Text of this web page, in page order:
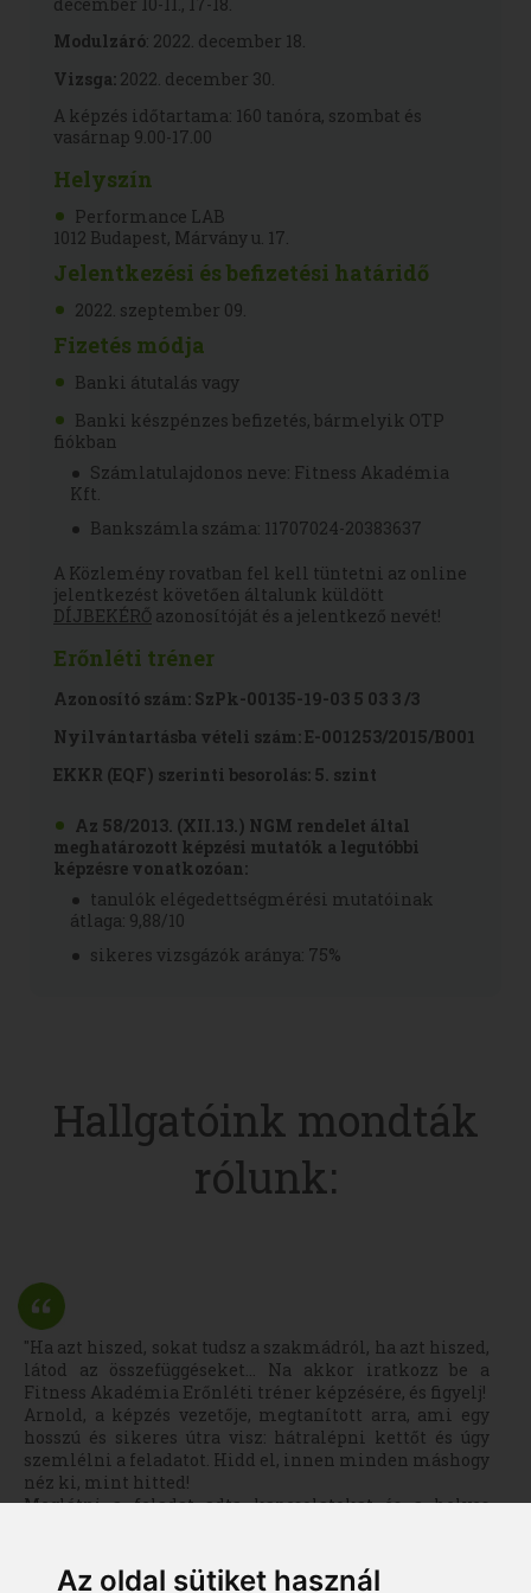
Az oldal sütiket használ
Modulzáró: 2022. december 18.
Vizsga: 2022. december 30.
A képzés időtartama: 160 tanóra, szombat és
vasárnap 9.00-17.00
Helyszín
Performance LAB
1012 Budapest, Márvány u. 17.
Jelentkezési és befizetési határidő
2022. szeptember 09.
Fizetés módja
Banki átutalás vagy
Banki készpénzes befizetés, bármelyik OTP
fiókban
Számlatulajdonos neve: Fitness Akadémia
Kft.
Bankszámla száma: 11707024-20383637
A Közlemény rovatban fel kell tüntetni az online
jelentkezést követően általunk küldött
DÍJBEKÉRŐ azonosítóját és a jelentkező nevét!
Erőnléti tréner
Azonosító szám: SzPk-00135-19-03 5 03 3 /3
Nyilvántartásba vételi szám: E-001253/2015/B001
EKKR (EQF) szerinti besorolás: 5. szint
Az 58/2013. (XII.13.) NGM rendelet által
meghatározott képzési mutatók a legutóbbi
képzésre vonatkozóan:
tanulók elégedettségmérési mutatóinak
átlaga: 9,88/10
sikeres vizsgázók aránya: 75%
Hallgatóink mondták
rólunk:
"Ha azt hiszed, sokat tudsz a szakmádról, ha azt hiszed,
látod az összefüggéseket... Na akkor iratkozz be a
Fitness Akadémia Erőnléti tréner képzésére, és figyelj!
Arnold, a képzés vezetője, megtanított arra, ami egy
hosszú és sikeres útra visz: hátralépni kettőt és úgy
szemlélni a feladatot. Hidd el, innen minden máshogy
néz ki, mint hitted!
Meglátni a feladat adta kapcsolatokat és a helyes